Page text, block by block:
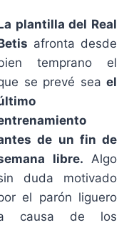
plantilla del Real
afronta desde
temprano el
se prevé sea el
de un fin de
libre. Algo
duda motivado
el parón liguero
causa de los